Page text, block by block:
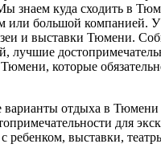
знаем куда сходить в
или большой компанией. У
и выставки Тюмени.
лучшие
которые
отдыха в
для
ребенком, выставки,